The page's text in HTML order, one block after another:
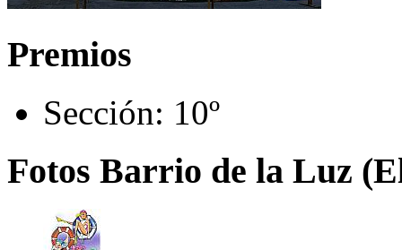
Premios
Sección: 10º
Fotos Barrio de la Luz